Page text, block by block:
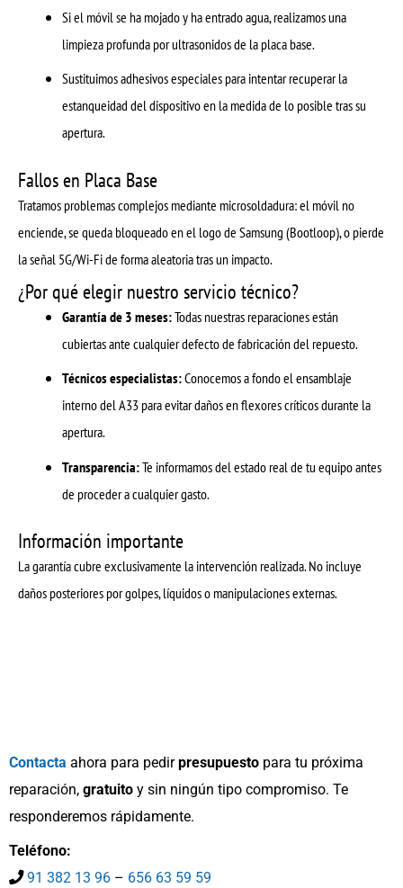
Si el móvil se ha mojado y ha entrado agua, realizamos una
limpieza profunda por ultrasonidos de la placa base.
Sustituimos adhesivos especiales para intentar recuperar la
estanqueidad del dispositivo en la medida de lo posible tras su
apertura.
Fallos en Placa Base
Tratamos problemas complejos mediante microsoldadura: el móvil no
enciende, se queda bloqueado en el logo de Samsung (Bootloop), o pierde
la señal 5G/Wi-Fi de forma aleatoria tras un impacto.
¿Por qué elegir nuestro servicio técnico?
Garantía de 3 meses:Todas nuestras reparaciones están
cubiertas ante cualquier defecto de fabricación del repuesto.
Técnicos especialistas:Conocemos a fondo el ensamblaje
interno del A33 para evitar daños en flexores críticos durante la
apertura.
Transparencia:Te informamos del estado real de tu equipo antes
de proceder a cualquier gasto.
Información importante
La garantía cubre exclusivamente la intervención realizada. No incluye
daños posteriores por golpes, líquidos o manipulaciones externas.
Contacta ahora para pedirpresupuesto para tu próxima
reparación, gratuito y sin ningún tipo compromiso. Te
responderemos rápidamente.
Teléfono:
91 382 13 96 – 656 63 59 59